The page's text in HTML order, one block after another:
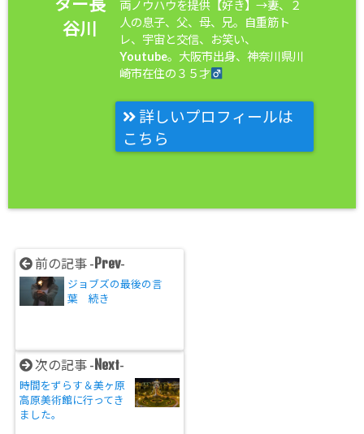
谷川
両ノウハウを提供【好き】→妻、２
人の息子、父、母、兄。自重筋ト
レ、宇宙と交信、お笑い、
Youtube。大阪市出身、神奈川県川
崎市在住の３５才
詳しいプロフィールは
こちら
前の記事 -Prev-
ジョブズの最後の言
葉 続き
次の記事 -Next-
時間をずらす＆美ヶ原
高原美術館に行ってき
ました。